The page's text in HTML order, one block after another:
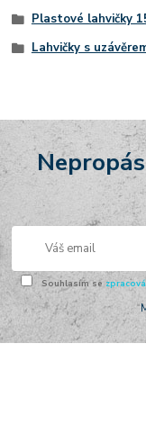
Plastové lahvičky
Lahvičky s
Souhlasím se